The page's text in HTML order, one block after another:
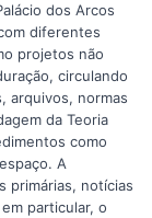
dos Arcos
diferentes
projetos não
circulando
arquivos, normas
da Teoria
como
A
primárias, notícias
particular, o